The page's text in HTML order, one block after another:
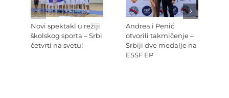
Novi spektakl u režiji
školskog sporta – Srbi
četvrti na svetu!
Andrea i Penić
otvorili takmičenje –
Srbiji dve medalje na
ESSF EP